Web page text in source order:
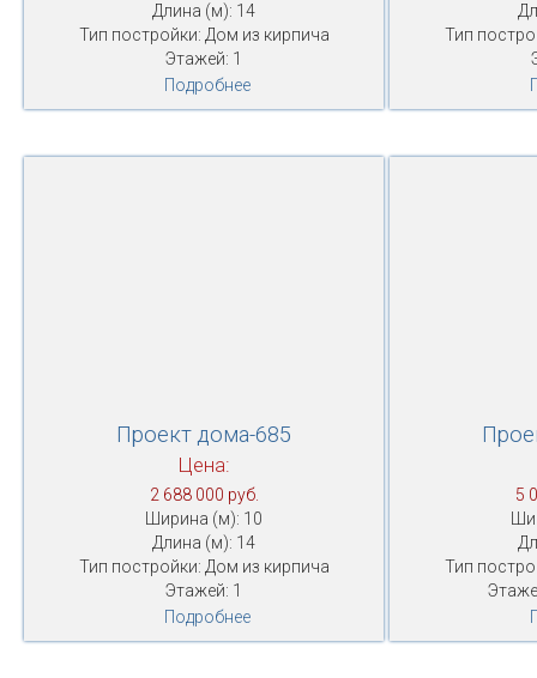
Длина (м): 14
Тип постройки: Дом из кирпича
Этажей: 1
Подробнее
Тип
Проект дома-685
Цена:
2 688 000 руб.
Ширина (м): 10
Длина (м): 14
Тип постройки: Дом из кирпича
Этажей: 1
Подробнее
5
Тип